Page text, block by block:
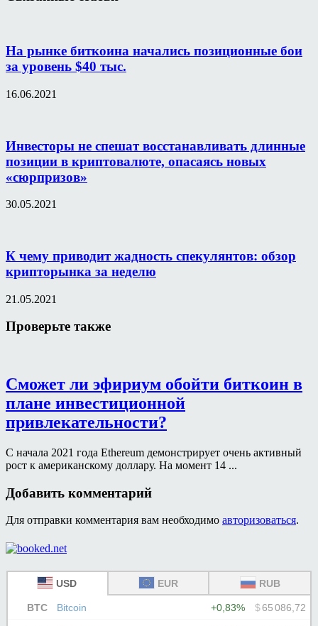
На рынке биткоина начались позиционные бои
за уровень $40 тыс.
16.06.2021
Инвесторы не спешат восстанавливать длинные
позиции в криптовалюте, опасаясь новых
«сюрпризов»
30.05.2021
К чему приводит жадность спекулянтов: обзор
крипторынка за неделю
21.05.2021
Проверьте также
Сможет ли эфириум обойти биткоин в
плане инвестиционной
привлекательности?
С начала 2021 года Ethereum демонстрирует очень активный
рост к американскому доллару. На момент 14 ...
Добавить комментарий
Для отправки комментария вам необходимо авторизоваться.